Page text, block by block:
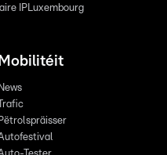
IPLuxembourg
Mobilitéit
News
Trafic
Pëtrolspräisser